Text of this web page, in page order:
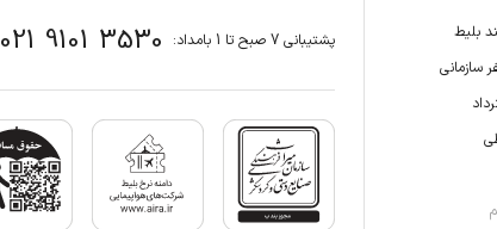
بلیط
سازمانی
پشتیبانی 7 صبح تا 1 بامداد: 021 9101 3530